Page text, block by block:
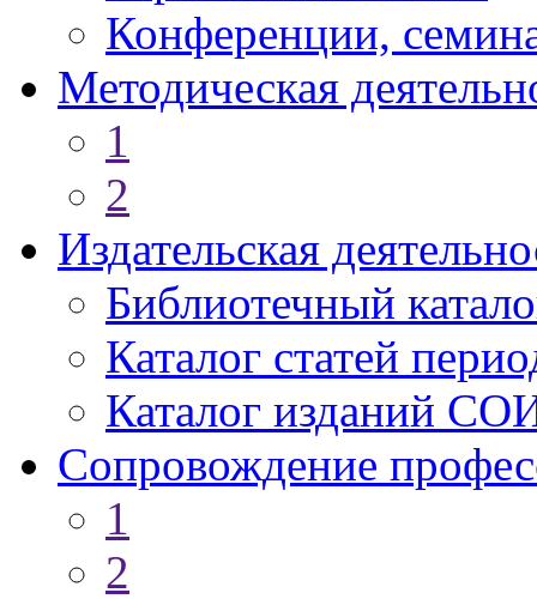
Конференции,
Методическая
1
2
Издательская
Библиотечный
Каталог статей
Каталог изданий
Сопровождение
1
2